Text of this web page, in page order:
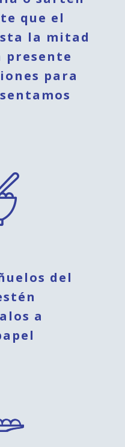
que el
la mitad
presente
para
del
a